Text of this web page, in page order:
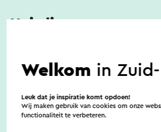
Huisdieren
De kosten voor je huisdier
Welkom in
Leuk dat je inspiratie komt opdoen!
Wij maken gebruik van cookies om onze
functionaliteit te verbeteren.